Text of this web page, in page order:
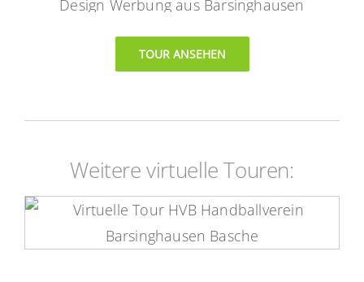
TOUR ANSEHEN
Weitere virtuelle Touren:
HVB Virtuelle Tour